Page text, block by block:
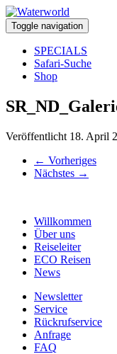
Toggle navigation
SPECIALS
Safari-Suche
Shop
Veröffentlicht 18. April
← Vorheriges
Nächstes →
Willkommen
Über uns
Reiseleiter
ECO Reisen
News
Newsletter
Service
Rückrufservice
Anfrage
FAQ